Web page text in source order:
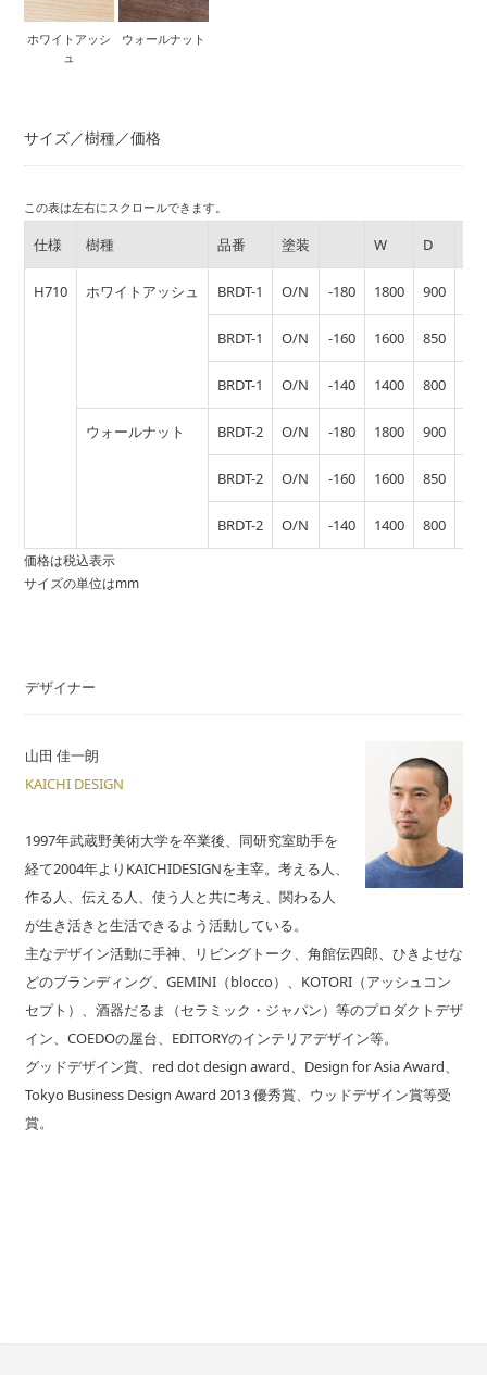
ホワイトアッシ
ュ
ウォールナット
サイズ／樹種／価格
この表は左右にスクロールできます。
仕様 樹種 品番 塗装 W D
H710 ホワイトアッシュ BRDT-1 O/N -180 1800 900
BRDT-1 O/N -160 1600 850
BRDT-1 O/N -140 1400 800
ウォールナット BRDT-2 O/N -180 1800 900
BRDT-2 O/N -160 1600 850
BRDT-2 O/N -140 1400 800
価格は税込表示
サイズの単位はmm
デザイナー
山田 佳一朗
KAICHI DESIGN
1997年武蔵野美術大学を卒業後、同研究室助手を
経て2004年よりKAICHIDESIGNを主宰。考える人、
作る人、伝える人、使う人と共に考え、関わる人
が生き活きと生活できるよう活動している。
主なデザイン活動に手神、リビングトーク、角館伝四郎、ひきよせな
どのブランディング、GEMINI（blocco）、KOTORI（アッシュコン
セプト）、酒器だるま（セラミック・ジャパン）等のプロダクトデザ
イン、COEDOの屋台、EDITORYのインテリアデザイン等。
グッドデザイン賞、red dot design award、Design for Asia Award、
Tokyo Business Design Award 2013 優秀賞、ウッドデザイン賞等受
賞。